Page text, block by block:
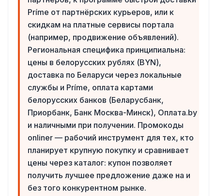
Príme от партнёрских курьеров, или к
скидкам на платные сервисы портала
(например, продвижение объявлений).
Региональная специфика принципиальна:
цены в белорусских рублях (BYN),
доставка по Беларуси через локальные
службы и Príme, оплата картами
белорусских банков (Беларусбанк,
Приорбанк, Банк Москва-Минск), Оплата.by
и наличными при получении. Промокоды
onliner — рабочий инструмент для тех, кто
планирует крупную покупку и сравнивает
цены через каталог: купон позволяет
получить лучшее предложение даже на и
без того конкурентном рынке.